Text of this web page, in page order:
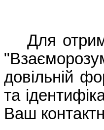
Для
довільній
та
Ваш